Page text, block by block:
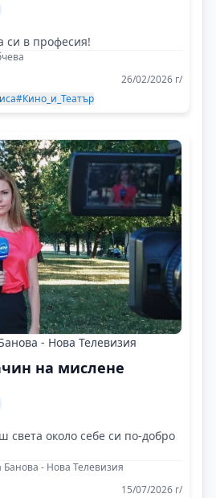
си в професия!
26/02/2026 г/
#Кино_и_Театър
- Нова Телевизия
на мислене
света около себе си по-добро
Банова - Нова Телевизия
15/07/2026 г/